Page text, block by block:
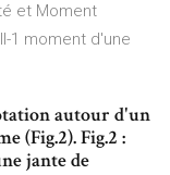
et Moment
1 moment d'une
autour d'un
(Fig.2). Fig.2 :
jante de